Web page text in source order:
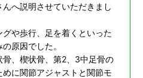
へ説明させていただきまし
や歩行、足を着くといった
原因でした。
、楔状骨、第2、3中足骨の
に関節アジャストと関節モ